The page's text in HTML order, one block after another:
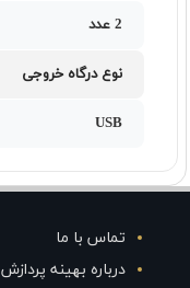
2 عدد
نوع درگاه خروجی
USB
تماس با ما
درباره بهینه پردازش